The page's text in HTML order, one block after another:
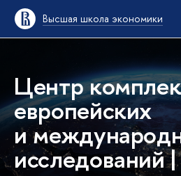
Высшая школа экономики
Центр
европейских
и